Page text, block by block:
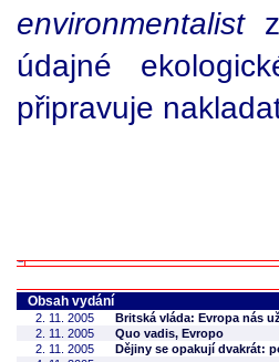
environmentalist
údajné
připravuje
Obsah vydání
2. 11. 2005
Britská vláda: Evropa nás
2. 11. 2005
Quo vadis, Evropo
2. 11. 2005
Dějiny se opakují dvakrát: